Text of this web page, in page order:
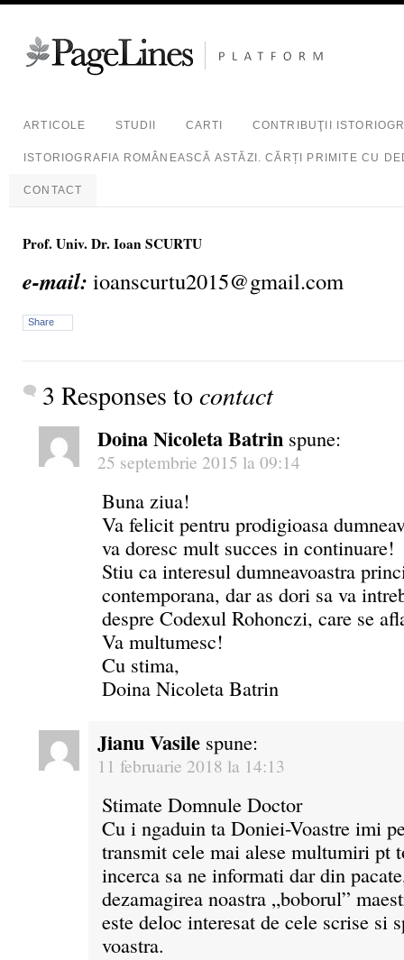
ARTICOLE STUDII CARTI CONTRIBUŢII
ISTORIOGRAFIA ROMÂNEASCĂ ASTĂZI. CĂRȚI PRIMITE CU
CONTACT
Prof. Univ. Dr. Ioan SCURTU
e-mail: ioanscurtu2015@gmail.com
Share
3 Responses tocontact
Doina Nicoleta Batrin spune:
25 septembrie 2015 la 09:14
Buna ziua!
Va felicit pentru prodigioasa
va doresc mult succes in continuare!
Stiu ca interesul dumneavoastra
contemporana, dar as dori sa va
despre Codexul Rohonczi, care se
Va multumesc!
Cu stima,
Doina Nicoleta Batrin
Jianu Vasile spune:
11 februarie 2018 la 14:13
Stimate Domnule Doctor
Cu i ngaduin ta Doniei-Voastre imi
transmit cele mai alese multumiri pt
incerca sa ne informati dar din
dezamagirea noastra „boborul”
este deloc interesat de cele scrise si
voastra.